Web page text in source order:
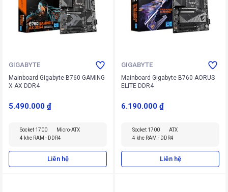
GIGABYTE
Mainboard Gigabyte B760 GAMING
X AX DDR4
5.490.000 ₫
Socket 1700
Micro-ATX
4 khe RAM - DDR4
Liên hệ
GIGABYTE
Mainboard Gigabyte B760 AORUS
ELITE DDR4
6.190.000 ₫
Socket 1700
ATX
4 khe RAM - DDR4
Liên hệ